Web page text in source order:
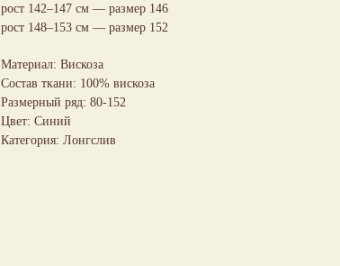
рост 142–147 см — размер 146
рост 148–153 см — размер 152
Материал: Вискоза
Состав ткани: 100% вискоза
Размерный ряд: 80-152
Цвет: Синий
Категория: Лонгслив